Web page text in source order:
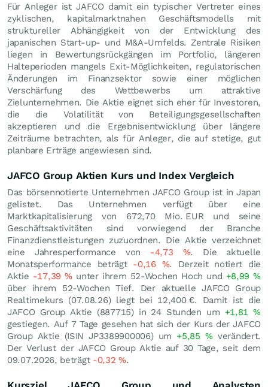
Für Anleger ist JAFCO damit ein typischer Vertreter eines
zyklischen, kapitalmarktnahen Geschäftsmodells mit
struktureller Abhängigkeit von der Entwicklung des
japanischen Start-up- und M&A-Umfelds. Zentrale Risiken
liegen in Bewertungsrückgängen im Portfolio, längeren
Halteperioden mangels Exit-Möglichkeiten, regulatorischen
Änderungen im Finanzsektor sowie einer möglichen
Verschärfung des Wettbewerbs um attraktive
Zielunternehmen. Die Aktie eignet sich eher für Investoren,
die die Volatilität von Beteiligungsgesellschaften
akzeptieren und die Ergebnisentwicklung über längere
Zeiträume betrachten, als für Anleger, die auf stetige, gut
planbare Erträge angewiesen sind.
JAFCO Group Aktien Kurs und Index Vergleich
Das börsennotierte Unternehmen JAFCO Group ist in Japan
gelistet. Das Unternehmen verfügt über eine
Marktkapitalisierung von 672,70 Mio. EUR und seine
Geschäftsaktivitäten sind vorwiegend der Branche
Finanzdienstleistungen zuzuordnen. Die Aktie verzeichnet
eine Jahresperformance von -4,73 %. Die aktuelle
Monatsperformance beträgt -0,16 %. Derzeit notiert die
Aktie -17,39%unter ihrem 52-Wochen Hoch und +8,99%
über ihrem 52-Wochen Tief. Der aktuelle JAFCO Group
Realtimekurs (07.08.26) liegt bei 12,400 €. Damit ist die
JAFCO Group Aktie (887715) in 24 Stunden um +1,81%
gestiegen. Auf 7 Tage gesehen hat sich der Kurs der JAFCO
Group Aktie (ISIN JP3389900006) um +5,85%verändert.
Der Verlust der JAFCO Group Aktie auf 30 Tage, seit dem
09.07.2026, beträgt -0,32%.